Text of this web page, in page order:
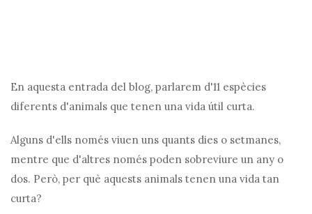
En aquesta entrada del blog, parlarem d'11 espècies
diferents d'animals que tenen una vida útil curta.
Alguns d'ells només viuen uns quants dies o setmanes,
mentre que d'altres només poden sobreviure un any o
dos. Però, per què aquests animals tenen una vida tan
curta?